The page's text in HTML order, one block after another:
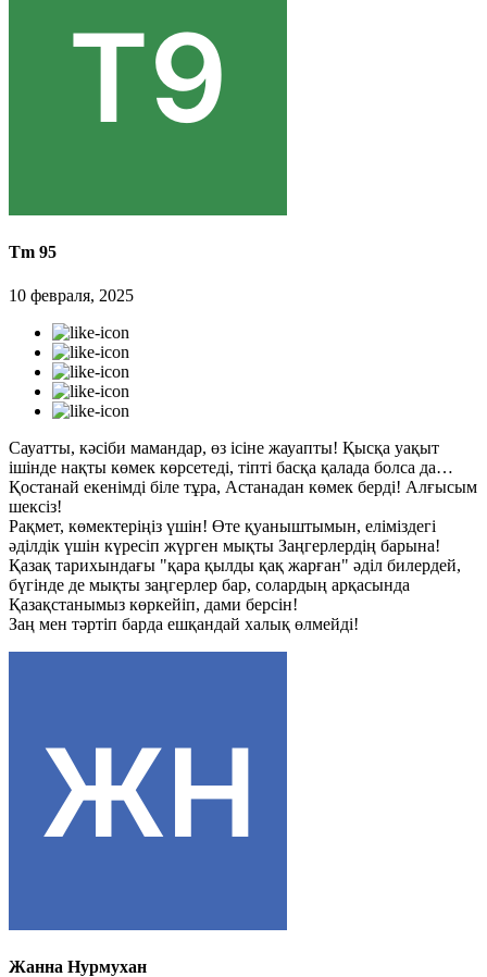
Tm 95
10 февраля, 2025
Сауатты, кәсіби мамандар, өз ісіне жауапты! Қысқа уақыт
ішінде нақты көмек көрсетеді, тіпті басқа қалада болса да…
Қостанай екенімді біле тұра, Астанадан көмек берді! Алғысым
шексіз!
Рақмет, көмектеріңіз үшін! Өте қуаныштымын, еліміздегі
әділдік үшін күресіп жүрген мықты Заңгерлердің барына!
Қазақ тарихындағы "қара қылды қақ жарған" әділ билердей,
бүгінде де мықты заңгерлер бар, солардың арқасында
Қазақстанымыз көркейіп, дами берсін!
Заң мен тәртіп барда ешқандай халық өлмейді!
Жанна Нурмухан